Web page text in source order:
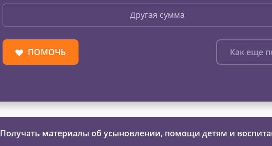
Другая сумма
ПОМОЧЬ Как еще
Получать материалы об усыновлении, помощи детям и